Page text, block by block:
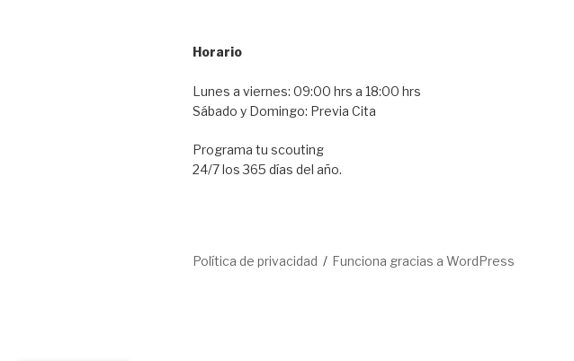
Horario
Lunes a viernes: 09:00 hrs a 18:00 hrs
Sábado y Domingo: Previa Cita
Programa tu scouting
24/7 los 365 días del año.
Política de privacidad Funciona gracias a WordPress